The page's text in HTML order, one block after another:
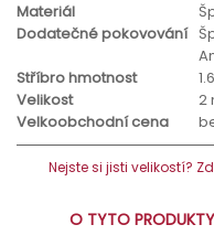
Materiál
Dodatečné pokovování
Stříbro hmotnost
Velikost
2
Velkoobchodní cena
Nejste si jisti velikostí?
O TYTO